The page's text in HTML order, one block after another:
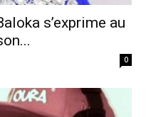
s’exprime au
0